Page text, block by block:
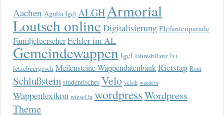
Aachen Agulia Igel ALGH Armorial
Loutsch onlineDigitalisierung Elefantenparade
FamiljefuerscherFehler im AL
Gemeindewappen Igel Jahresbilanz lvi
lëtzebuergesch Meilensteine WappendatenbankRietstap Rom
Schlußstein studentisches Velo veloh wandern
Wappenlexikon wiesel.lu wordpressWordpress
Theme